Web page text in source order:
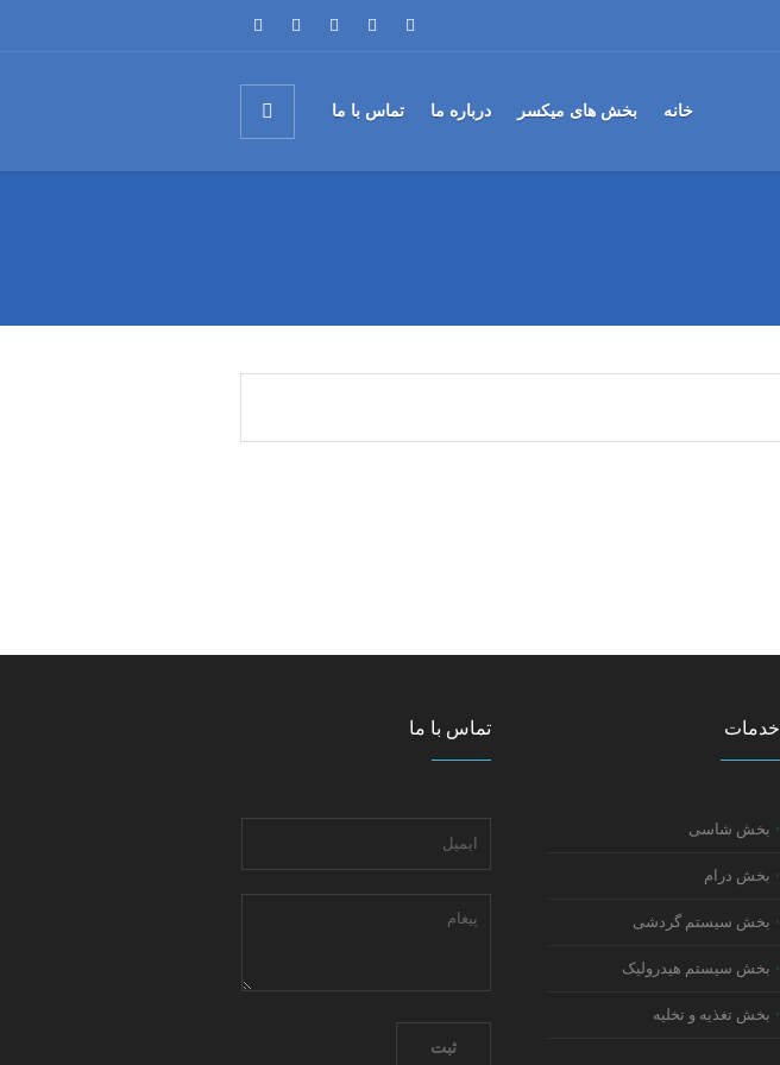
خانه بخش های میکسر درباره ما تماس با ما
خدمات
بخش شاسی
بخش درام
بخش سیستم گردشی
بخش سیستم هیدرولیک
بخش تغذیه و تخلیه
تماس با ما